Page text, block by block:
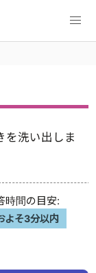
を洗い出しま
時間の目安:
よそ3分以内